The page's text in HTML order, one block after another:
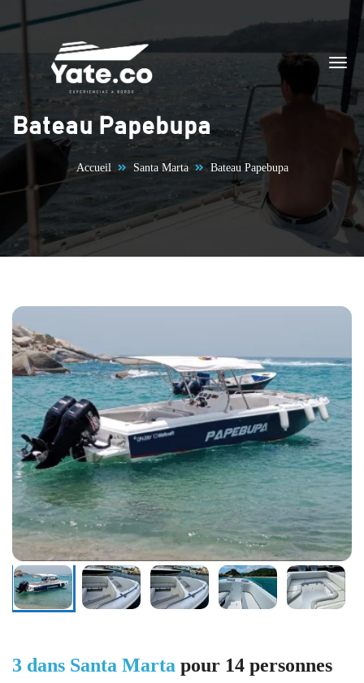
Aller au contenu
Bateau Papebupa
Accueil Santa Marta Bateau Papebupa
3 dans Santa Marta pour 14 personnes